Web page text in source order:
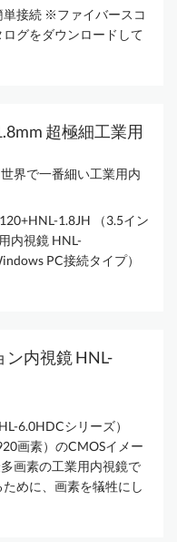
単接続 ※ファイバースコ
グをダウンロードして
超極細工業用
界で一番細い工業用内
1.8JH （3.5イン
内視鏡 HNL-
PC接続タイプ）
ン内視鏡 HNL-
6.0HDCシリーズ）
画素）のCMOSイメー
画素の工業用内視鏡で
めに、画素を犠牲にし